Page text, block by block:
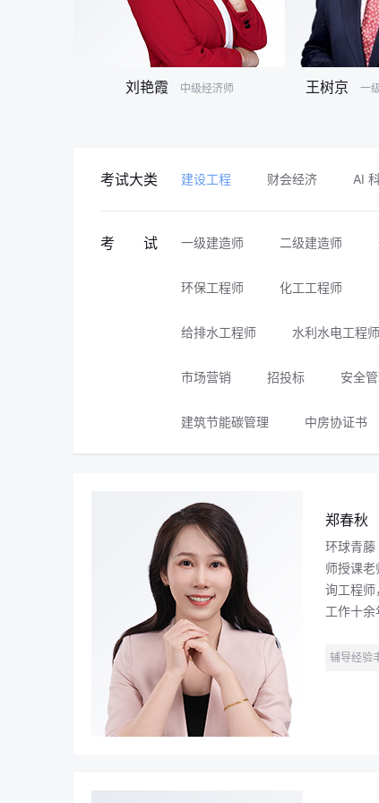
刘艳霞 中级经济师 王树京 一
考试大类 建设工程 财会经济 AI
考 试 一级建造师 二级建造师
环保工程师 化工工程师
给排水工程师 水利水电工程师
市场营销 招投标 安全
建筑节能碳管理 中房协证书
郑春秋
环球青藤
师授课
询工程师
工作十
辅导经验